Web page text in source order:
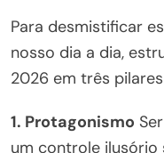
Para desmistificar
nosso dia a dia,
2026 em três
1. Protagonismo
um controle ilusório